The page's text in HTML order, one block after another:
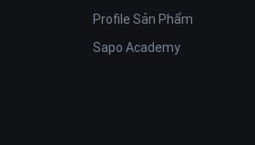
5. Theme ứng dụng công
như PC, điện thoại và máy
Profile Sản Phẩm
Sapo Academy